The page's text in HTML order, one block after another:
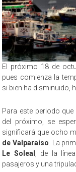
El próximo 18 de
pues comienza la
si bien ha disminuido,
Para este periodo
del próximo, se
significará que ocho
de Valparaíso. La
Le Soleal , de la
pasajeros y una